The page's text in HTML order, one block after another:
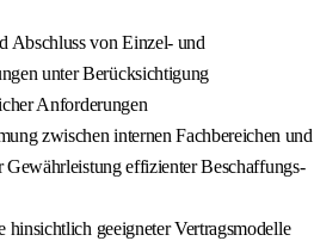
Abschluss von Einzel- und
unter Berücksichtigung
Anforderungen
zwischen internen Fachbereichen und
Gewährleistung effizienter Beschaffungs-
hinsichtlich geeigneter Vertragsmodelle